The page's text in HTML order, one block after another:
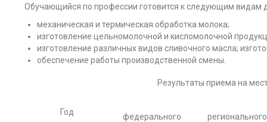
Обучающийся по профессии готовится к следующим видам
механическая и термическая обработка молока;
изготовление цельномолочной и кисломолочной
изготовление различных видов сливочного масла;
обеспечение работы производственной смены.
Год
Результаты приема на
федерального
регионального